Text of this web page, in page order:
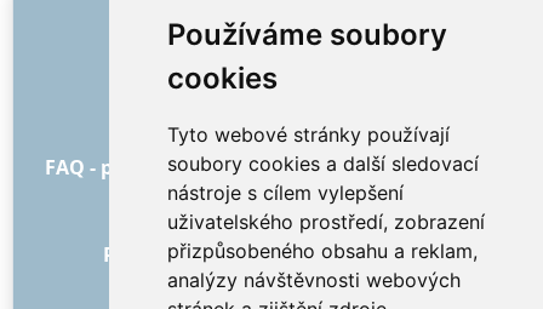
Používáme soubory
cookies
Tyto webové stránky používají
soubory cookies a další sledovací
nástroje s cílem vylepšení
uživatelského prostředí, zobrazení
přizpůsobeného obsahu a reklam,
analýzy návštěvnosti webových
O nás
Jak to všechno začalo
Všeobecné obchodní podmínky
FAQ - pro objednatele FAQ - pro poskytovatele
Reklama a marketing
Blog
Recenze objednávek s hodnocením
Kontakt